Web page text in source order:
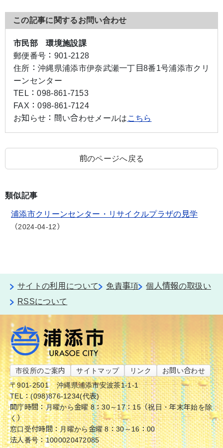
この記事に関するお問い合わせ
市民部 環境施設課
郵便番号： 901-2128
住所： 沖縄県浦添市伊奈武瀬一丁目8番1号浦添市クリ
ーンセンター
TEL：098-861-7153
FAX：098-861-7124
お知らせ： 問い合わせメールは こちら
前のページへ戻る
類似記事
浦添市クリーンセンター・リサイクルプラザの見学
2024-04-12
サイトの利用について 免責事項
個人情報の取扱い
RSSについて
市役所のご案内 サイトマップ リンク
お問い合わせ
〒901-2501
沖縄県浦添市安波茶1-1-1
TEL：(098)876-1234(代表)
開庁時間：月曜から金曜 8：30～17：15（祝日・年末年始を除
く）
窓口受付時間：月曜から金曜 8：30～16：00
法人番号：1000020472085